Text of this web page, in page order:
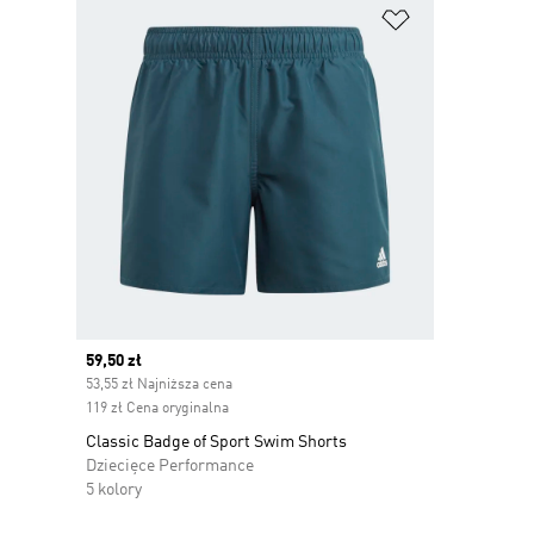
Current price
59,50 zł
53,55 zł Najniższa cena
119 zł Cena oryginalna
Classic Badge of Sport Swim Shorts
Dziecięce Performance
5 kolory